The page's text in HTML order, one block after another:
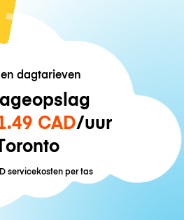
dagtarieven
CAD/uur
servicekosten per tas